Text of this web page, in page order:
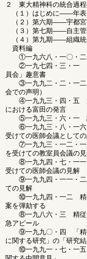
２ 東大精神科の統合過
（１）はじめに――年表
（２）第六期――宇都宮
（３）第七期――自主管
（４）第九期――組織統
資料編
①一九六八・一〇・二
②一九七四・三・一 「
員会」趣意書
③一九九二・二・一二
会での声明）
④一九九三・四・五 第
における富田の発言
⑤一九九三・六・一 診
⑥一九九三・八・一六
受けての医師会議として
⑦一九九三・一二・一
を受けての教室員会議の
⑧一九九四・七・一一
受けての医師会議の見解
⑨一九九四・一一・二
ての見解
⑩一九九四・一二 精
案を弾劾する
⑧一九八六・三 精従連
急アピール
⑨一九九〇・四 「精神
に関する研究」の「研究結
⑩一九九一・七・一五